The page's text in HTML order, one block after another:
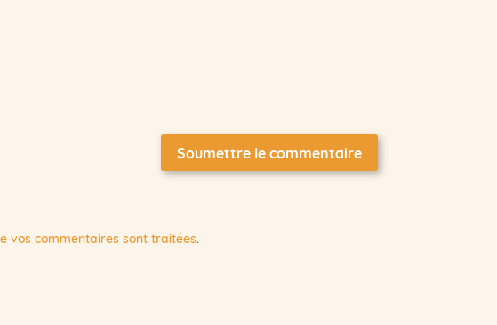
Soumettre le commentaire
vos commentaires sont traitées.